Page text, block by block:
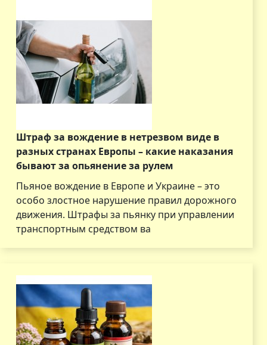
Штраф за вождение в нетрезвом виде в
разных странах Европы – какие наказания
бывают за опьянение за рулем
Пьяное вождение в Европе и Украине – это
особо злостное нарушение правил дорожного
движения. Штрафы за пьянку при управлении
транспортным средством ва